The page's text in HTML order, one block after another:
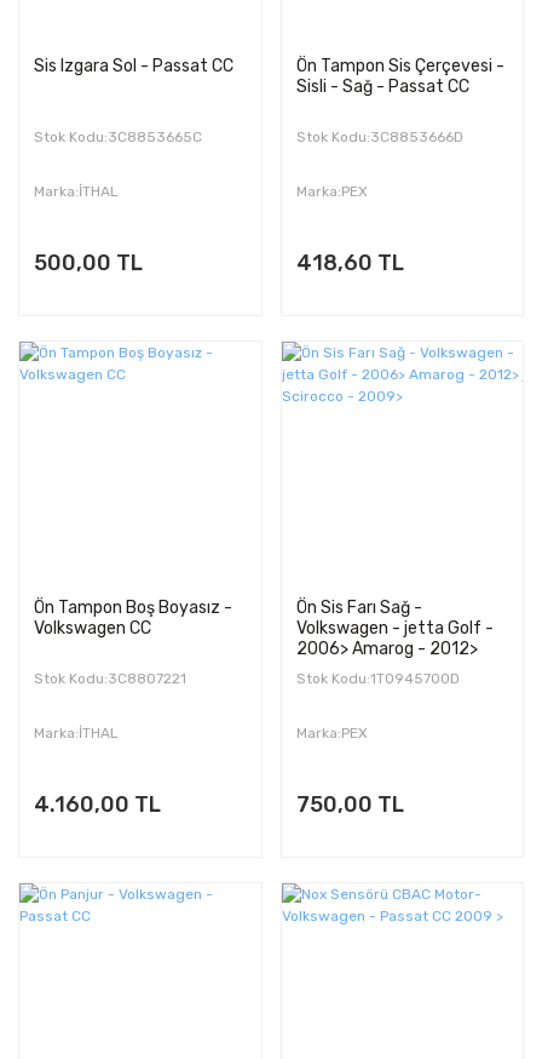
Sis Izgara Sol - Passat CC
Stok Kodu:3C8853665C
Marka:İTHAL
500,00 TL
Ön Tampon Sis Çerçevesi -
Sisli - Sağ - Passat CC
Stok Kodu:3C8853666D
Marka:PEX
418,60 TL
Ön Tampon Boş Boyasız -
Volkswagen CC
Stok Kodu:3C8807221
Marka:İTHAL
4.160,00 TL
Ön Sis Farı Sağ -
Volkswagen - jetta Golf -
2006> Amarog - 2012>
Scirocco - 2009>
Stok Kodu:1T0945700D
Marka:PEX
750,00 TL